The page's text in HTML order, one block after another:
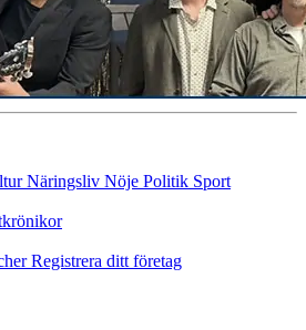
Näringsliv Nöje Politik Sport
Registrera ditt företag